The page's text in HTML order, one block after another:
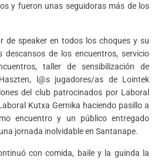
y fueron unas seguidoras más de los
de speaker en todos los choques y su
descansos de los encuentros, servicio
taller de sensibilización de
l@s jugadores/as de Lointek
del club patrocinados por Laboral
Kutxa Gernika haciendo pasillo a
encuentro y un público entregado
jornada inolvidable en Santanape.
con comida, baile y la guinda la